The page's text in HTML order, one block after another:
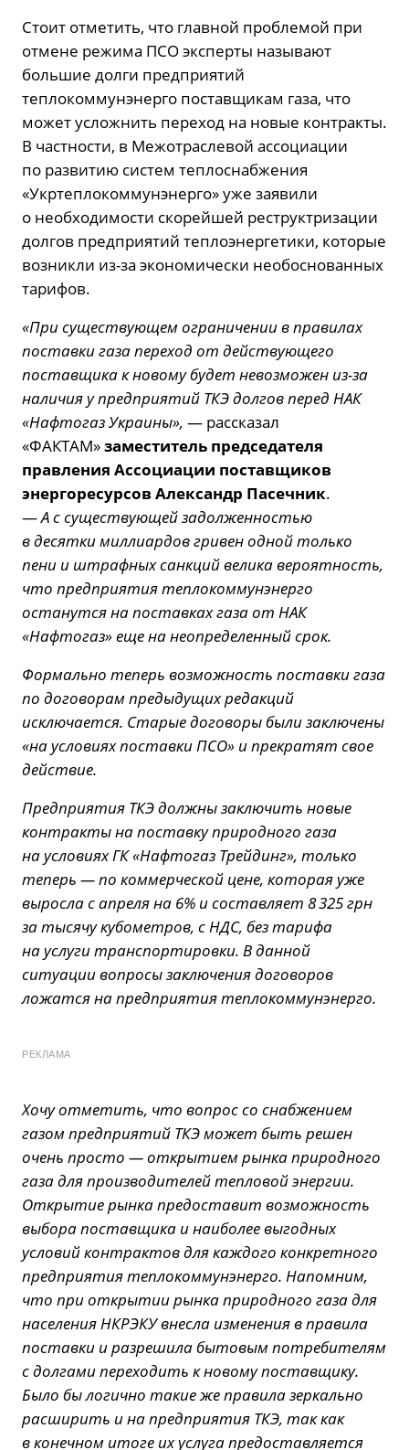
Стоит отметить, что главной проблемой при
отмене режима ПСО эксперты называют
большие долги предприятий
теплокоммунэнерго поставщикам газа, что
может усложнить переход на новые контракты.
В частности, в Межотраслевой ассоциации
по развитию систем теплоснабжения
«Укртеплокоммунэнерго» уже заявили
о необходимости скорейшей реструктризации
долгов предприятий теплоэнергетики, которые
возникли из-за экономически необоснованных
тарифов.
«При существующем ограничении в правилах
поставки газа переход от действующего
поставщика к новому будет невозможен из-за
наличия у предприятий ТКЭ долгов перед НАК
«Нафтогаз Украины», — рассказал
«ФАКТАМ»заместитель председателя
правления Ассоциации поставщиков
энергоресурсов Александр Пасечник.
—А с существующей задолженностью
в десятки миллиардов гривен одной только
пени и штрафных санкций велика вероятность,
что предприятия теплокоммунэнерго
останутся на поставках газа от НАК
«Нафтогаз» еще на неопределенный срок.
Формально теперь возможность поставки газа
по договорам предыдущих редакций
исключается. Старые договоры были заключены
«на условиях поставки ПСО» и прекратят свое
действие.
Предприятия ТКЭ должны заключить новые
контракты на поставку природного газа
на условиях ГК «Нафтогаз Трейдинг», только
теперь — по коммерческой цене, которая уже
выросла с апреля на 6% и составляет 8 325 грн
за тысячу кубометров, с НДС, без тарифа
на услуги транспортировки. В данной
ситуации вопросы заключения договоров
ложатся на предприятия теплокоммунэнерго.
РЕКЛАМА
Хочу отметить, что вопрос со снабжением
газом предприятий ТКЭ может быть решен
очень просто — открытием рынка природного
газа для производителей тепловой энергии.
Открытие рынка предоставит возможность
выбора поставщика и наиболее выгодных
условий контрактов для каждого конкретного
предприятия теплокоммунэнерго. Напомним,
что при открытии рынка природного газа для
населения НКРЭКУ внесла изменения в правила
поставки и разрешила бытовым потребителям
с долгами переходить к новому поставщику.
Было бы логично такие же правила зеркально
расширить и на предприятия ТКЭ, так как
в конечном итоге их услуга предоставляется